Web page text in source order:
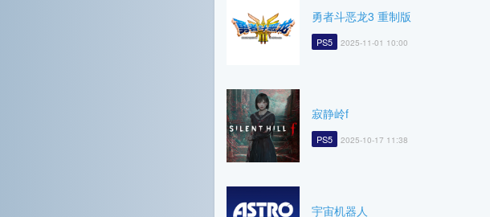
勇者斗恶龙3 重制版
PS5 2025-11-01 10:00
寂静岭f
PS5 2025-10-17 11:38
宇宙机器人